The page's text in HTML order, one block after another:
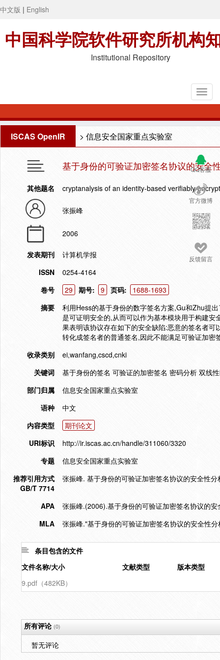
中文版 | English
中国科学院软件研究所机构
Institutional Repository
ISCAS OpenIR > 信息安全国家重点实验室
QQ客服
官方微博
反馈留言
基于身份的可验证加密签名协议的安全
其他题名 cryptanalysis of an identity-based verifiably
张振峰
2006
发表期刊
计算机学报
ISSN
0254-4164
卷号
29 期号: 9 页码:
1688-1693
摘要
利用Hess的基于身份的数字签名方案,Gu和Zhu提
是可证明安全的,从而可以作为基本模块用于构建
果表明该协议存在如下的安全缺陷:恶意的签名者
转化成签名者的普通签名,因此不能满足可验证加
收录类别
ei,wanfang,cscd,cnki
关键词
基于身份的签名 可验证的加密签名 密码分析 双线
部门归属
信息安全国家重点实验室
语种
中文
内容类型
期刊论文
URI标识
http://ir.iscas.ac.cn/handle/311060/3320
专题
信息安全国家重点实验室
推荐引用方式
GB/T 7714
张振峰. 基于身份的可验证加密签名协议的安全性
APA
张振峰.(2006).基于身份的可验证加密签名协议的安
MLA
张振峰."基于身份的可验证加密签名协议的安全性分
条目包含的文件
文件名称/大小
文献类型
版本类型
9.pdf（482KB）
所有评论(0)
暂无评论